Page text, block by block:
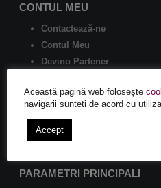
CONTUL MEU
Contactează-ne
Contul Meu
Devino Partener
Istoric comenzi
Întrebări
Login
PARAMETRI PRINCIPALI
Această pagină web folosește
navigarii sunteti de acord cu
Accept